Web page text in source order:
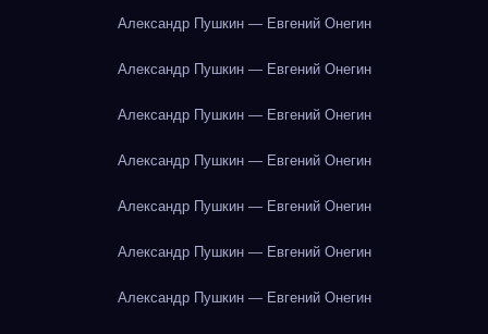
Александр Пушкин — Евгений Онегин
Александр Пушкин — Евгений Онегин
Александр Пушкин — Евгений Онегин
Александр Пушкин — Евгений Онегин
Александр Пушкин — Евгений Онегин
Александр Пушкин — Евгений Онегин
Александр Пушкин — Евгений Онегин